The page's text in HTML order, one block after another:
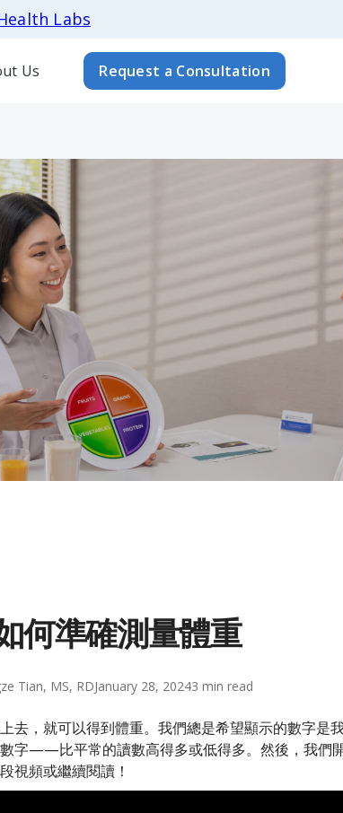
Labs
Us Request a Consultation
何準確測量體重
Tian, MS, RDJanuary 28, 20243
去，就可以得到體重。我們總是希望顯示的數字是
字——比平常的讀數高得多或低得多。然後，我們
視頻或繼續閱讀！